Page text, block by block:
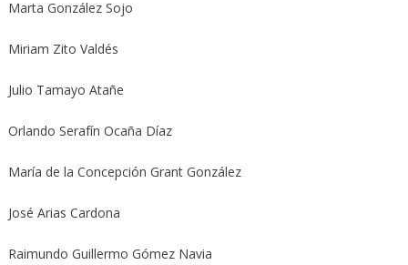
Marta González Sojo
Miriam Zito Valdés
Julio Tamayo Atañe
Orlando Serafín Ocaña Díaz
María de la Concepción Grant González
José Arias Cardona
Raimundo Guillermo Gómez Navia